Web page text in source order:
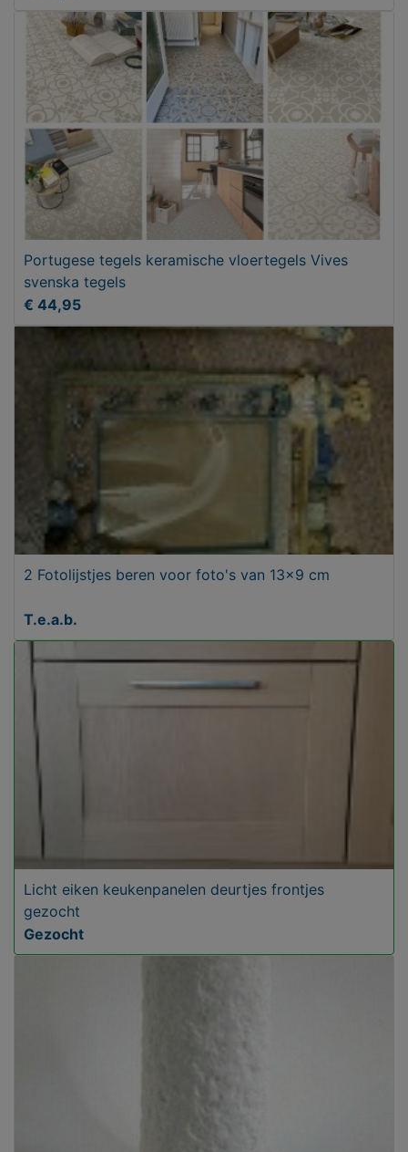
Portugese tegels keramische vloertegels Vives
svenska tegels
€ 44,95
2 Fotolijstjes beren voor foto's van 13x9 cm
T.e.a.b.
Licht eiken keukenpanelen deurtjes frontjes
gezocht
Gezocht